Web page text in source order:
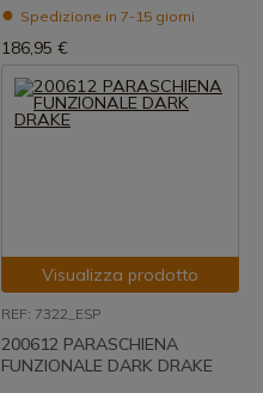
Spedizione in 7-15 giorni
186,95 €
Visualizza prodotto
REF: 7322_ESP
200612 PARASCHIENA
FUNZIONALE DARK DRAKE